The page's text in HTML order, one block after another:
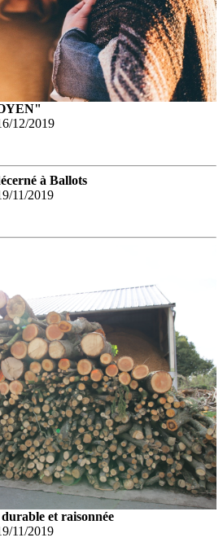
12/2019
à Ballots
11/2019
et raisonnée
11/2019